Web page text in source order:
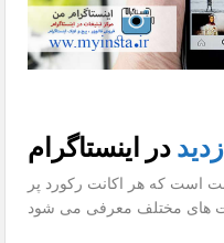
است که هر اکانت رکورد پر